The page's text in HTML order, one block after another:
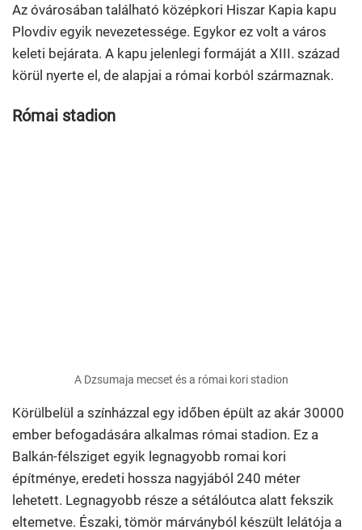
Az óvárosában található középkori Hiszar Kapia kapu
Plovdiv egyik nevezetessége. Egykor ez volt a város
keleti bejárata. A kapu jelenlegi formáját a XIII. század
körül nyerte el, de alapjai a római korból származnak.
Római stadion
A Dzsumaja mecset és a római kori stadion
Körülbelül a színházzal egy időben épült az akár 30000
ember befogadására alkalmas római stadion. Ez a
Balkán-félsziget egyik legnagyobb romai kori
építménye, eredeti hossza nagyjából 240 méter
lehetett. Legnagyobb része a sétálóutca alatt fekszik
eltemetve. Északi, tömör márványból készült lelátója a